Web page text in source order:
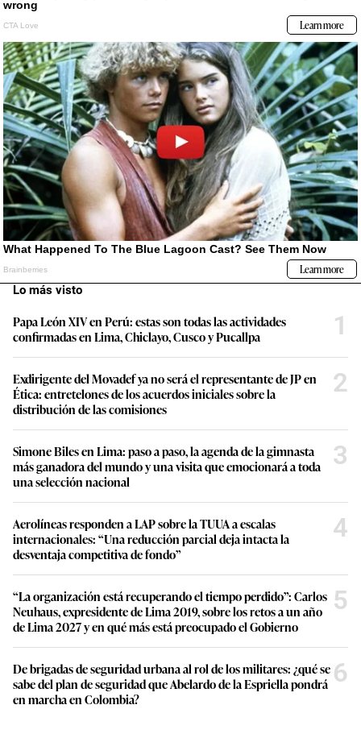
Lo más visto
Papa León XIV en Perú: estas son todas las actividades
confirmadas en Lima, Chiclayo, Cusco y Pucallpa
1
Exdirigente del Movadef ya no será el representante de JP en
Ética: entretelones de los acuerdos iniciales sobre la
distribución de las comisiones
2
Simone Biles en Lima: paso a paso, la agenda de la gimnasta
más ganadora del mundo y una visita que emocionará a toda
una selección nacional
3
Aerolíneas responden a LAP sobre la TUUA a escalas
internacionales: “Una reducción parcial deja intacta la
desventaja competitiva de fondo”
4
“La organización está recuperando el tiempo perdido”: Carlos
Neuhaus, expresidente de Lima 2019, sobre los retos a un año
de Lima 2027 y en qué más está preocupado el Gobierno
5
De brigadas de seguridad urbana al rol de los militares: ¿qué se
sabe del plan de seguridad que Abelardo de la Espriella pondrá
en marcha en Colombia?
6